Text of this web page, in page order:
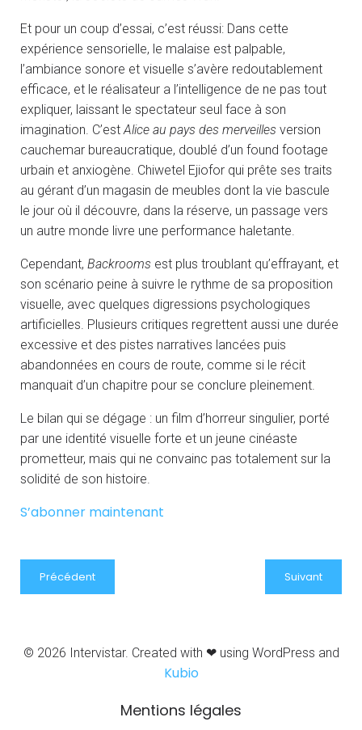
Et pour un coup d’essai, c’est réussi: Dans cette
expérience sensorielle, le malaise est palpable,
l’ambiance sonore et visuelle s’avère redoutablement
efficace, et le réalisateur a l’intelligence de ne pas tout
expliquer, laissant le spectateur seul face à son
imagination. C’est Alice au pays des merveilles version
cauchemar bureaucratique, doublé d’un found footage
urbain et anxiogène. Chiwetel Ejiofor qui prête ses traits
au gérant d’un magasin de meubles dont la vie bascule
le jour où il découvre, dans la réserve, un passage vers
un autre monde livre une performance haletante.
Cependant, Backrooms est plus troublant qu’effrayant, et
son scénario peine à suivre le rythme de sa proposition
visuelle, avec quelques digressions psychologiques
artificielles. Plusieurs critiques regrettent aussi une durée
excessive et des pistes narratives lancées puis
abandonnées en cours de route, comme si le récit
manquait d’un chapitre pour se conclure pleinement.
Le bilan qui se dégage : un film d’horreur singulier, porté
par une identité visuelle forte et un jeune cinéaste
prometteur, mais qui ne convainc pas totalement sur la
solidité de son histoire.
S’abonner maintenant
Précédent Suivant
© 2026 Intervistar. Created with ❤ using WordPress and
Kubio
Mentions légales